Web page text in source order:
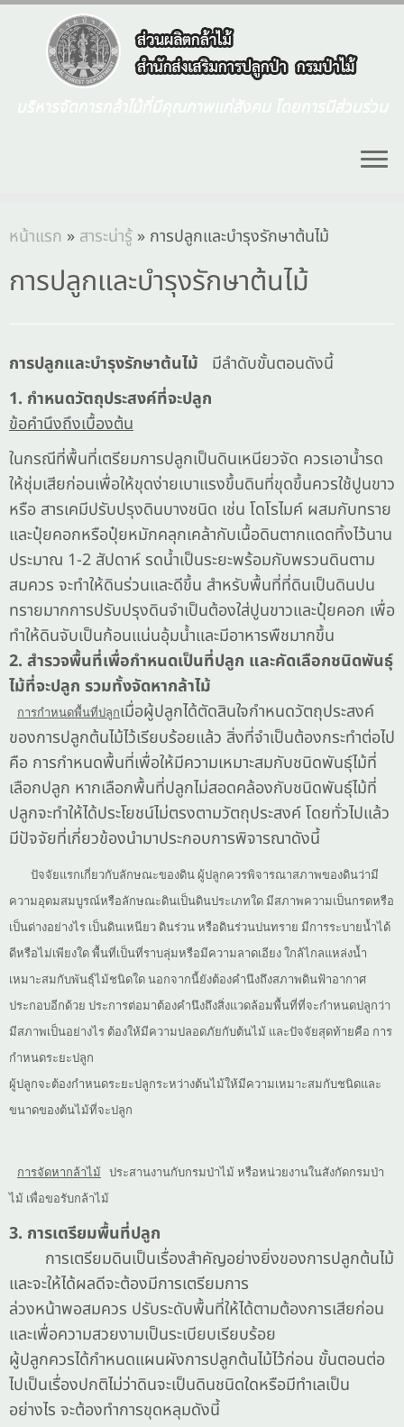
หน้าแรก » สาระน่ารู้ » การปลูกและบำรุงรักษาต้นไม้
การปลูกและบำรุงรักษาต้นไม้
การปลูกและบำรุงรักษาต้นไม้ มีลำดับขั้นตอนดังนี้
1. กำหนดวัตถุประสงค์ที่จะปลูก
ข้อคำนึงถึงเบื้องต้น
ในกรณีที่พื้นที่เตรียมการปลูกเป็นดินเหนียวจัด ควรเอาน้ำรด
ให้ชุ่มเสียก่อนเพื่อให้ขุดง่ายเบาแรงขึ้นดินที่ขุดขึ้นควรใช้ปูนขาว
หรือ สารเคมีปรับปรุงดินบางชนิด เช่น โดโรไมค์ ผสมกับทราย
และปุ๋ยคอกหรือปุ๋ยหมักคลุกเคล้ากับเนื้อดินตากแดดทิ้งไว้นาน
ประมาณ 1-2 สัปดาห์ รดน้ำเป็นระยะพร้อมกับพรวนดินตาม
สมควร จะทำให้ดินร่วนและดีขึ้น สำหรับพื้นที่ที่ดินเป็นดินปน
ทรายมากการปรับปรุงดินจำเป็นต้องใส่ปูนขาวและปุ๋ยคอก เพื่อ
ทำให้ดินจับเป็นก้อนแน่นอุ้มน้ำและมีอาหารพืชมากขึ้น
2. สำรวจพื้นที่เพื่อกำหนดเป็นที่ปลูก และคัดเลือกชนิดพันธุ์
ไม้ที่จะปลูก รวมทั้งจัดหากล้าไม้
การกำหนดพื้นที่ปลูกเมื่อผู้ปลูกได้ตัดสินใจกำหนดวัตถุประสงค์
ของการปลูกต้นไม้ไว้เรียบร้อยแล้ว สิ่งที่จำเป็นต้องกระทำต่อไป
คือ การกำหนดพื้นที่เพื่อให้มีความเหมาะสมกับชนิดพันธุ์ไม้ที่
เลือกปลูก หากเลือกพื้นที่ปลูกไม่สอดคล้องกับชนิดพันธุ์ไม้ที่
ปลูกจะทำให้ได้ประโยชน์ไม่ตรงตามวัตถุประสงค์ โดยทั่วไปแล้ว
มีปัจจัยที่เกี่ยวข้องนำมาประกอบการพิจารณาดังนี้
ปัจจัยแรกเกี่ยวกับลักษณะของดิน ผู้ปลูกควรพิจารณาสภาพของดินว่ามี
ความอุดมสมบูรณ์หรือลักษณะดินเป็นดินประเภทใด มีสภาพความเป็นกรดหรือ
เป็นด่างอย่างไร เป็นดินเหนียว ดินร่วน หรือดินร่วนปนทราย มีการระบายน้ำได้
ดีหรือไม่เพียงใด พื้นที่เป็นที่ราบลุ่มหรือมีความลาดเอียง ใกล้ไกลแหล่งน้ำ
เหมาะสมกับพันธุ์ไม้ชนิดใด นอกจากนี้ยังต้องคำนึงถึงสภาพดินฟ้าอากาศ
ประกอบอีกด้วย ประการต่อมาต้องคำนึงถึงสิ่งแวดล้อมพื้นที่ที่จะกำหนดปลูกว่า
มีสภาพเป็นอย่างไร ต้องให้มีความปลอดภัยกับต้นไม้ และปัจจัยสุดท้ายคือ การ
กำหนดระยะปลูก
ผู้ปลูกจะต้องกำหนดระยะปลูกระหว่างต้นไม้ให้มีความเหมาะสมกับชนิดและ
ขนาดของต้นไม้ที่จะปลูก
การจัดหากล้าไม้ ประสานงานกับกรมป่าไม้ หรือหน่วยงานในสังกัดกรมป่า
ไม้ เพื่อขอรับกล้าไม้
3. การเตรียมพื้นที่ปลูก
การเตรียมดินเป็นเรื่องสำคัญอย่างยิ่งของการปลูกต้นไม้
และจะให้ได้ผลดีจะต้องมีการเตรียมการ
ล่วงหน้าพอสมควร ปรับระดับพื้นที่ให้ได้ตามต้องการเสียก่อน
และเพื่อความสวยงามเป็นระเบียบเรียบร้อย
ผู้ปลูกควรได้กำหนดแผนผังการปลูกต้นไม้ไว้ก่อน ขั้นตอนต่อ
ไปเป็นเรื่องปกติไม่ว่าดินจะเป็นดินชนิดใดหรือมีทำเลเป็น
อย่างไร จะต้องทำการขุดหลุมดังนี้